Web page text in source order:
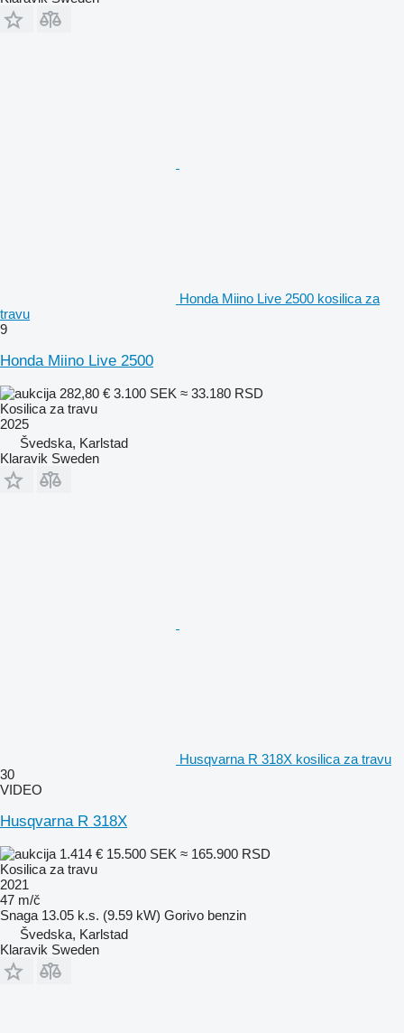
Honda Miino Live 2500 kosilica za
travu
9
Honda Miino Live 2500
282,80 € 3.100 SEK ≈ 33.180 RSD
Kosilica za travu
2025
Švedska, Karlstad
Klaravik Sweden
Husqvarna R 318X kosilica za travu
30
VIDEO
Husqvarna R 318X
1.414 € 15.500 SEK ≈ 165.900 RSD
Kosilica za travu
2021
47 m/č
Snaga 13.05 k.s. (9.59 kW) Gorivo benzin
Švedska, Karlstad
Klaravik Sweden